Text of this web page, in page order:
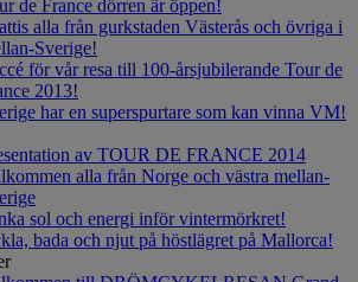
de France dörren är öppen!
alla från gurkstaden Västerås och övriga i
Sverige!
för vår resa till 100-årsjubilerande Tour de
2013!
har en superspurtare som kan vinna VM!
av TOUR DE FRANCE 2014
alla från Norge och västra mellan-
sol och energi inför vintermörkret!
bada och njut på höstlägret på Mallorca!